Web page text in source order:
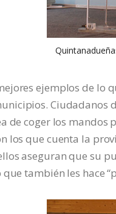
ejemplos de lo
Ciudadanos
de coger los mandos
los que cuenta la
aseguran que su
también les hace